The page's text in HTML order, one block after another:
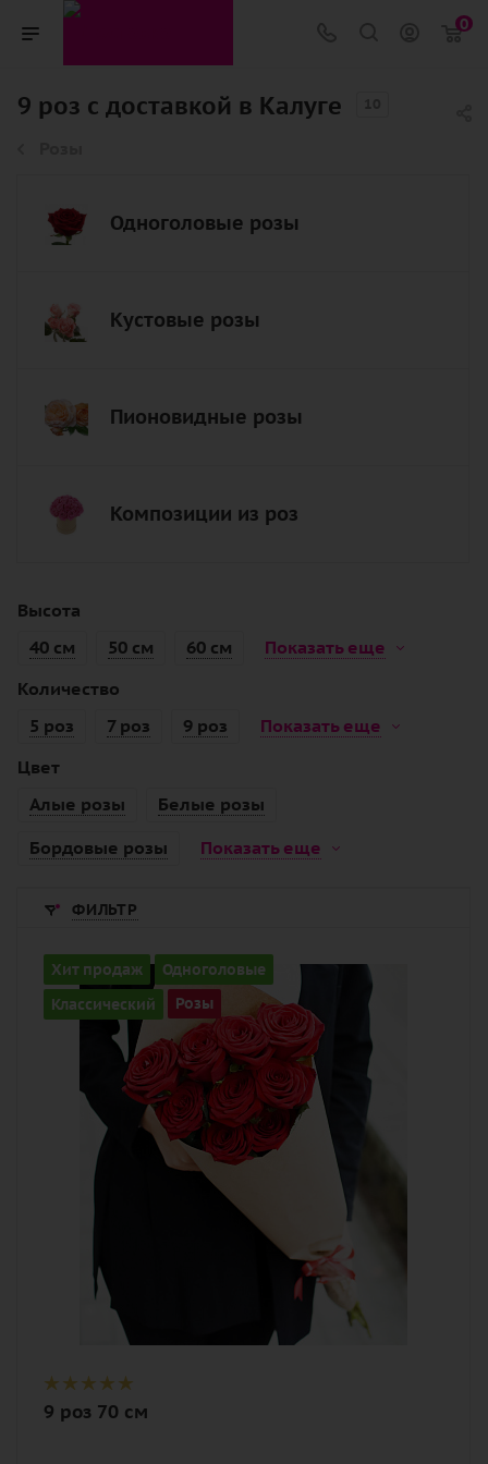
0
9 роз с доставкой в Калуге
Одноголовые розы
Кустовые розы
Пионовидные розы
Композиции из роз
Высота
40 см
50 см 60 см
Показать еще
Количество
5 роз
7 роз 9 роз
Показать еще
Цвет
Алые розы
Белые розы
Бордовые розы
Показать еще
ФИЛЬТР
Хит продаж
Одноголовые
Классический
Розы
Количество
9
алый, бордовый, красный, чайный
Описание
роза, лента, дизайнерская упаковка
9 роз 70 см